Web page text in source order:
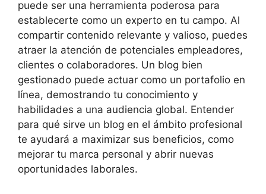
puede ser una herramienta poderosa para
establecerte como un experto en tu campo. Al
compartir contenido relevante y valioso, puedes
atraer la atención de potenciales empleadores,
clientes o colaboradores. Un blog bien
gestionado puede actuar como un portafolio en
línea, demostrando tu conocimiento y
habilidades a una audiencia global. Entender
para qué sirve un blog en el ámbito profesional
te ayudará a maximizar sus beneficios, como
mejorar tu marca personal y abrir nuevas
oportunidades laborales.